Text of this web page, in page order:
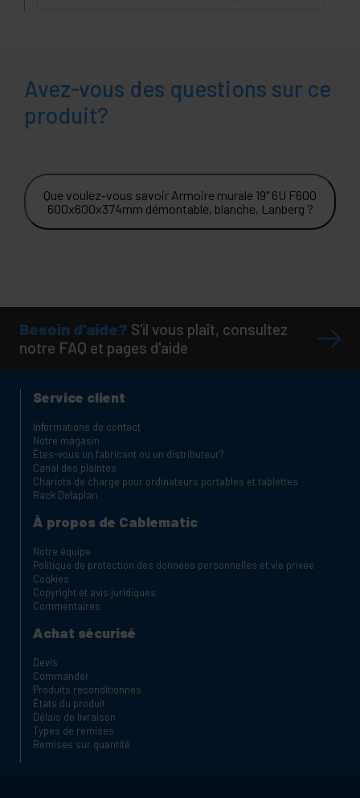
Avez-vous des questions sur ce
produit?
Que voulez-vous savoir Armoire murale 19" 6U F600
600x600x374mm démontable, blanche, Lanberg ?
Besoin d'aide? S'il vous plaît, consultez
notre FAQ et pages d'aide
Service client
Informations de contact
Notre magasin
Êtes-vous un fabricant ou un distributeur?
Canal des plaintes
Chariots de charge pour ordinateurs portables et tablettes
Rack Dolapları
À propos de Cablematic
Notre équipe
Politique de protection des données personnelles et vie privée
Cookies
Copyright et avis juridiques
Commentaires
Achat sécurisé
Devis
Commander
Produits reconditionnés
États du produit
Délais de livraison
Types de remises
Remises sur quantité